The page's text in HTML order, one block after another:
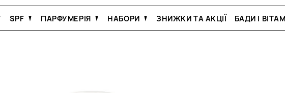
SPF ПАРФУМЕРІЯ НАБОРИ ЗНИЖКИ ТА АКЦІЇ БАДИ І